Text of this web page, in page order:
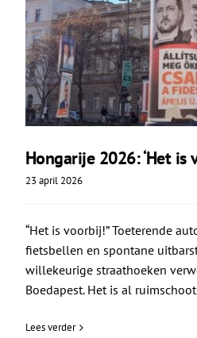
Hongarije 2026: ‘Het is
23 april 2026
“Het is voorbij!” Toeterende
fietsbellen en spontane
willekeurige straathoeken
Boedapest. Het is al
Lees verder